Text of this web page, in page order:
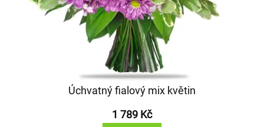
Úchvatný fialový mix květin
1 789 Kč